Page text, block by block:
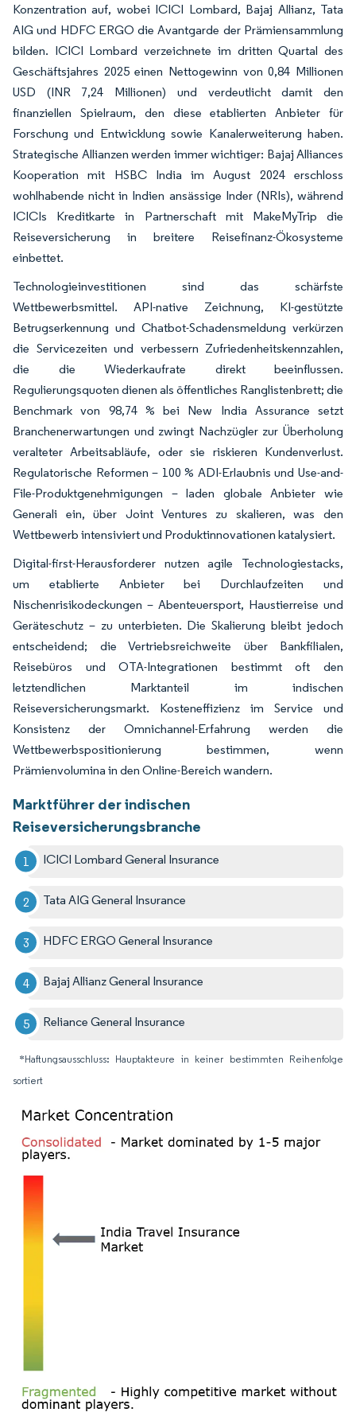
Konzentration auf, wobei ICICI Lombard, Bajaj Allianz, Tata
AIG und HDFC ERGO die Avantgarde der Prämiensammlung
bilden. ICICI Lombard verzeichnete im dritten Quartal des
Geschäftsjahres 2025 einen Nettogewinn von 0,84 Millionen
USD (INR 7,24 Millionen) und verdeutlicht damit den
finanziellen Spielraum, den diese etablierten Anbieter für
Forschung und Entwicklung sowie Kanalerweiterung haben.
Strategische Allianzen werden immer wichtiger: Bajaj Alliances
Kooperation mit HSBC India im August 2024 erschloss
wohlhabende nicht in Indien ansässige Inder (NRIs), während
ICICIs Kreditkarte in Partnerschaft mit MakeMyTrip die
Reiseversicherung in breitere Reisefinanz-Ökosysteme
einbettet.
Technologieinvestitionen sind das schärfste
Wettbewerbsmittel. API-native Zeichnung, KI-gestützte
Betrugserkennung und Chatbot-Schadensmeldung verkürzen
die Servicezeiten und verbessern Zufriedenheitskennzahlen,
die die Wiederkaufrate direkt beeinflussen.
Regulierungsquoten dienen als öffentliches Ranglistenbrett; die
Benchmark von 98,74 % bei New India Assurance setzt
Branchenerwartungen und zwingt Nachzügler zur Überholung
veralteter Arbeitsabläufe, oder sie riskieren Kundenverlust.
Regulatorische Reformen – 100 % ADI-Erlaubnis und Use-and-
File-Produktgenehmigungen – laden globale Anbieter wie
Generali ein, über Joint Ventures zu skalieren, was den
Wettbewerb intensiviert und Produktinnovationen katalysiert.
Digital-first-Herausforderer nutzen agile Technologiestacks,
um etablierte Anbieter bei Durchlaufzeiten und
Nischenrisikodeckungen – Abenteuersport, Haustierreise und
Geräteschutz – zu unterbieten. Die Skalierung bleibt jedoch
entscheidend; die Vertriebsreichweite über Bankfilialen,
Reisebüros und OTA-Integrationen bestimmt oft den
letztendlichen Marktanteil im indischen
Reiseversicherungsmarkt. Kosteneffizienz im Service und
Konsistenz der Omnichannel-Erfahrung werden die
Wettbewerbspositionierung bestimmen, wenn
Prämienvolumina in den Online-Bereich wandern.
Marktführer der indischen
Reiseversicherungsbranche
ICICI Lombard General Insurance
Tata AIG General Insurance
HDFC ERGO General Insurance
Bajaj Allianz General Insurance
Reliance General Insurance
*Haftungsausschluss: Hauptakteure in keiner bestimmten Reihenfolge
sortiert